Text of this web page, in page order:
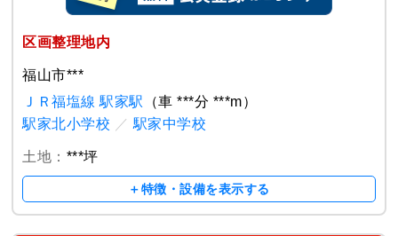
区画整理地内
福山市***
ＪＲ福塩線 駅家駅
（車 ***分 ***m）
駅家北小学校 ／ 駅家中学校
土地： ***坪
＋特徴・設備を表示する